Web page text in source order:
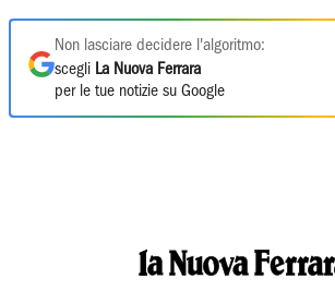
Non lasciare decidere l'algoritmo:
scegli La Nuova Ferrara
per le tue notizie su Google